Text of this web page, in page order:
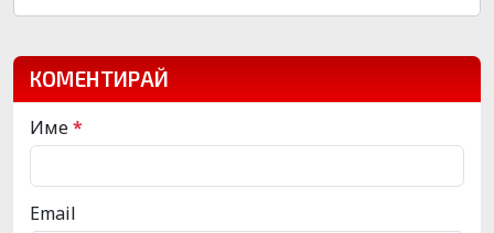
КОМЕНТИРАЙ
Име*
Email